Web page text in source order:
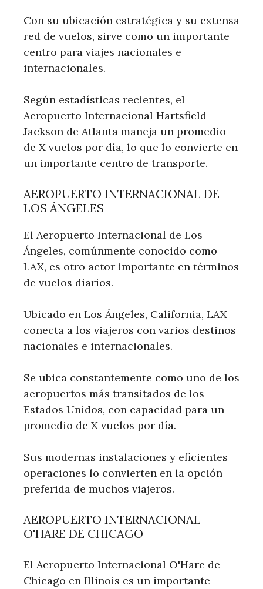
Con su ubicación estratégica y su extensa
red de vuelos, sirve como un importante
centro para viajes nacionales e
internacionales.
Según estadísticas recientes, el
Aeropuerto Internacional Hartsfield-
Jackson de Atlanta maneja un promedio
de X vuelos por día, lo que lo convierte en
un importante centro de transporte.
AEROPUERTO INTERNACIONAL DE
LOS ÁNGELES
El Aeropuerto Internacional de Los
Ángeles, comúnmente conocido como
LAX, es otro actor importante en términos
de vuelos diarios.
Ubicado en Los Ángeles, California, LAX
conecta a los viajeros con varios destinos
nacionales e internacionales.
Se ubica constantemente como uno de los
aeropuertos más transitados de los
Estados Unidos, con capacidad para un
promedio de X vuelos por día.
Sus modernas instalaciones y eficientes
operaciones lo convierten en la opción
preferida de muchos viajeros.
AEROPUERTO INTERNACIONAL
O'HARE DE CHICAGO
El Aeropuerto Internacional O'Hare de
Chicago en Illinois es un importante